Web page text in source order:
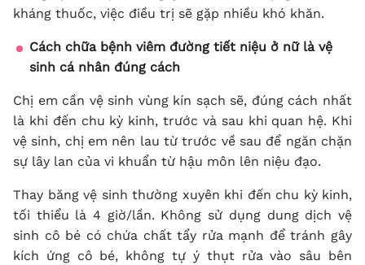
kháng thuốc, việc điều trị sẽ gặp nhiều khó khăn.
Cách chữa bệnh viêm đường tiết niệu ở nữ là vệ
sinh cá nhân đúng cách
Chị em cần vệ sinh vùng kín sạch sẽ, đúng cách nhất
là khi đến chu kỳ kinh, trước và sau khi quan hệ. Khi
vệ sinh, chị em nên lau từ trước về sau để ngăn chặn
sự lây lan của vi khuẩn từ hậu môn lên niệu đạo.
Thay băng vệ sinh thường xuyên khi đến chu kỳ kinh,
tối thiểu là 4 giờ/lần. Không sử dụng dung dịch vệ
sinh cô bé có chứa chất tẩy rửa mạnh để tránh gây
kích ứng cô bé, không tự ý thụt rửa vào sâu bên